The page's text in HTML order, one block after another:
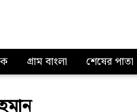
গ্রাম বাংলা শেষের পাতা